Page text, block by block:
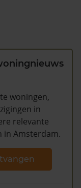
woningen,
in
relevante
in Amsterdam.